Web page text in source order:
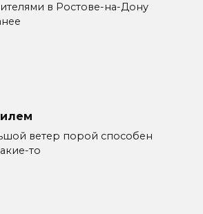
в Ростове-на-Дону
ветер порой способен
то